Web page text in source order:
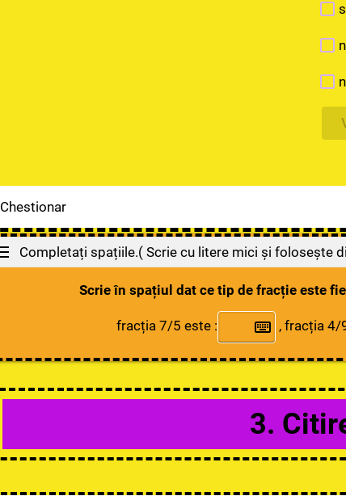
Chestionar
Completați spațiile.( Scrie cu litere mici și folosește
Scrie în spațiul dat ce tip de fracție este
fracția 7/5 este : , fracția 4/
3.